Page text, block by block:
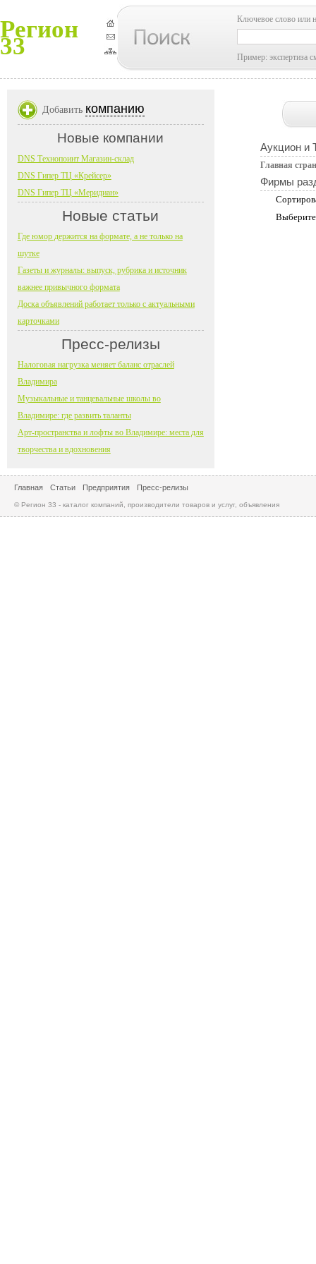
Регион
33
Ключевое слово или
Пример: экспертиза
Аукцион и
Главная
Фирмы
Добавить компанию
Новые компании
DNS Технопоинт Магазин-склад
DNS Гипер ТЦ «Крейсер»
DNS Гипер ТЦ «Меридиан»
Новые статьи
Где юмор держится на формате, а не только на
шутке
Газеты и журналы: выпуск, рубрика и источник
важнее привычного формата
Доска объявлений работает только с актуальными
карточками
Пресс-релизы
Налоговая нагрузка меняет баланс отраслей
Владимира
Музыкальные и танцевальные школы во
Владимире: где развить таланты
Арт-пространства и лофты во Владимире: места для
творчества и вдохновения
Главная Статьи Предприятия Пресс-релизы
© Регион 33 - каталог компаний, производители товаров и услуг, объявления